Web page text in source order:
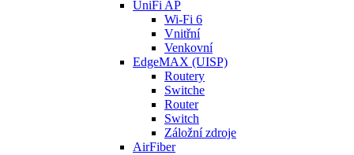
UniFi AP
Wi-Fi 6
Vnitřní
Venkovní
EdgeMAX (UISP)
Routery
Switche
Router
Switch
Záložní zdroje
AirFiber